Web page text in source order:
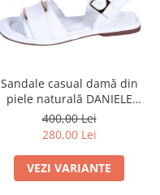
Sandale casual damă din
piele naturală DANIELE
GILARDO 4AT-26258
400,00 Lei
280,00 Lei
VEZI VARIANTE